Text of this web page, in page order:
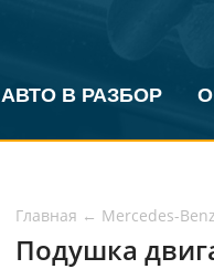
АВТО В РАЗБОР
Главная ← Mercedes-Benz
Подушка